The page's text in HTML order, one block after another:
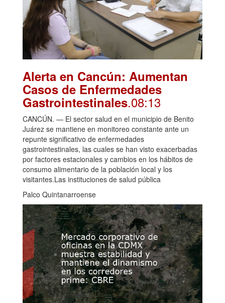
Alerta en Cancún: Aumentan
Casos de Enfermedades
Gastrointestinales.08:13
CANCÚN. — El sector salud en el municipio de Benito
Juárez se mantiene en monitoreo constante ante un
repunte significativo de enfermedades
gastrointestinales, las cuales se han visto exacerbadas
por factores estacionales y cambios en los hábitos de
consumo alimentario de la población local y los
visitantes.Las instituciones de salud pública
Palco Quintanarroense